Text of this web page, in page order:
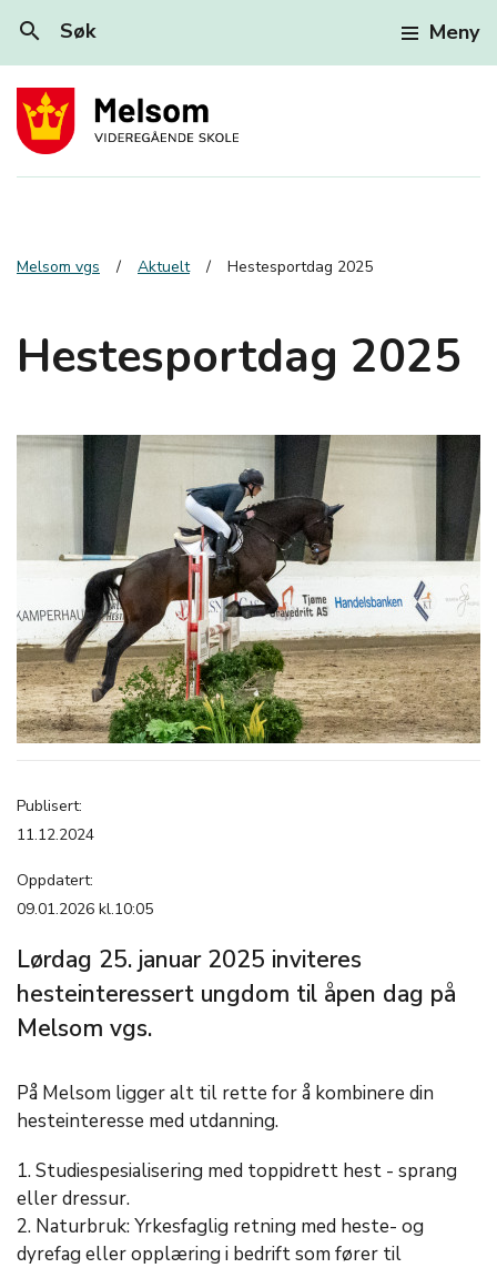
search Søk Meny
Melsom vgs Aktuelt Hestesportdag 2025
Hestesportdag 2025
Publisert:
11.12.2024
Oppdatert:
09.01.2026 kl.10:05
Lørdag 25. januar 2025 inviteres
hesteinteressert ungdom til åpen dag på
Melsom vgs.
På Melsom ligger alt til rette for å kombinere din
hesteinteresse med utdanning.
1. Studiespesialisering med toppidrett hest - sprang
eller dressur.
2. Naturbruk: Yrkesfaglig retning med heste- og
dyrefag eller opplæring i bedrift som fører til